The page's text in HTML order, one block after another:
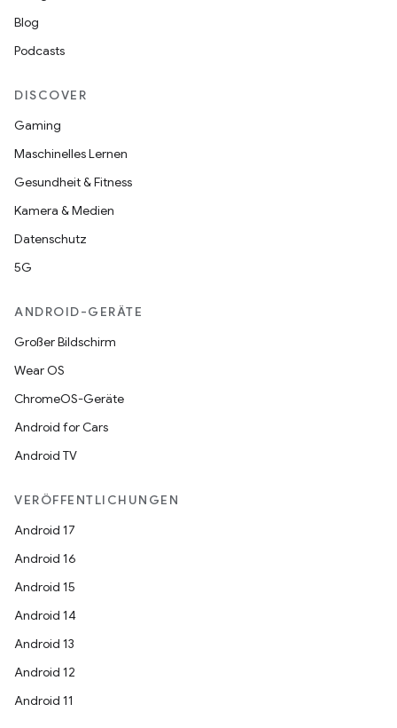
Blog
Podcasts
DISCOVER
Gaming
Maschinelles Lernen
Gesundheit & Fitness
Kamera & Medien
Datenschutz
5G
ANDROID-GERÄTE
Großer Bildschirm
Wear OS
ChromeOS-Geräte
Android for Cars
Android TV
VERÖFFENTLICHUNGEN
Android 17
Android 16
Android 15
Android 14
Android 13
Android 12
Android 11